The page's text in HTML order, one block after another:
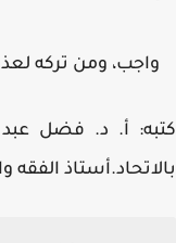
ومن تركه لعذر
أ. د. فضل عبد
الفقه